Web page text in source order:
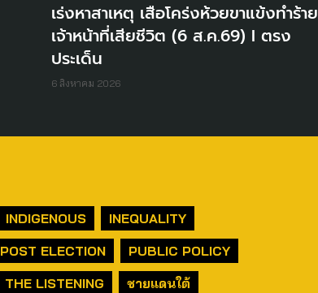
เร่งหาสาเหตุ เสือโคร่งห้วยขาแข้งทำร้าย
เจ้าหน้าที่เสียชีวิต (6 ส.ค.69) I ตรง
ประเด็น
6 สิงหาคม 2026
INDIGENOUS
INEQUALITY
POST ELECTION
PUBLIC POLICY
THE LISTENING
ชายแดนใต้